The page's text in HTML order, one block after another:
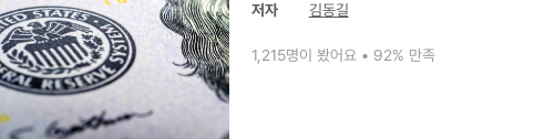
저자 김동길
1,215명이 봤어요 • 92% 만족